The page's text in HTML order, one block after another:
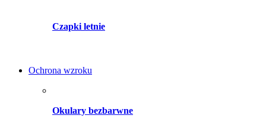
Czapki letnie
Ochrona wzroku
Okulary bezbarwne